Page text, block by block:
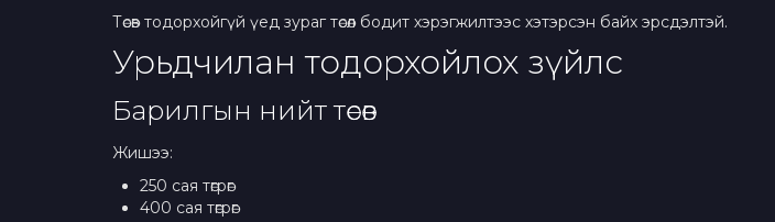
Төсөв тодорхойгүй үед зураг төсөл бодит хэрэгжилтээс хэтэрсэн байх эрсдэлтэй.
Урьдчилан тодорхойлох зүйлс
Барилгын нийт төсөв
Жишээ:
250 сая төгрөг
400 сая төгрөг